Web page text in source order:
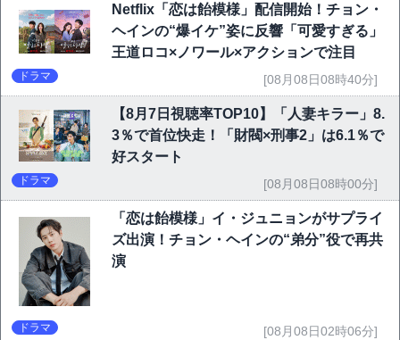
Netflix「恋は飴模様」配信開始！チョン・
ヘインの“爆イケ”姿に反響「可愛すぎる」
王道ロコ×ノワール×アクションで注目
ドラマ [08月08日08時40分]
【8月7日視聴率TOP10】「人妻キラー」8.
3％で首位快走！「財閥×刑事2」は6.1％で
好スタート
ドラマ [08月08日08時00分]
「恋は飴模様」イ・ジュニョンがサプライ
ズ出演！チョン・ヘインの“弟分”役で再共
演
ドラマ [08月08日02時06分]